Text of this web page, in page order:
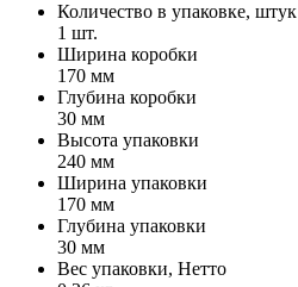
Количество в упаковке, штук
1 шт.
Ширина коробки
170 мм
Глубина коробки
30 мм
Высота упаковки
240 мм
Ширина упаковки
170 мм
Глубина упаковки
30 мм
Вес упаковки, Нетто